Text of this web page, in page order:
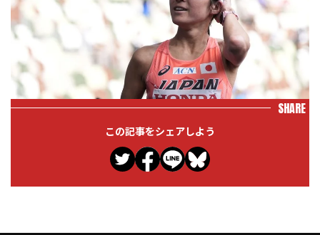
SHARE
この記事をシェアしよう